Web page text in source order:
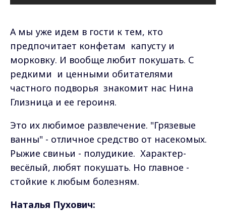
А мы уже идем в гости к тем, кто
предпочитает конфетам капусту и
морковку. И вообще любит покушать. С
редкими и ценными обитателями
частного подворья знакомит нас Нина
Глизница и ее героиня.
Это их любимое развлечение. "Грязевые
ванны" - отличное средство от насекомых.
Рыжие свиньи - полудикие. Характер-
весёлый, любят покушать. Но главное -
стойкие к любым болезням.
Наталья Пухович: